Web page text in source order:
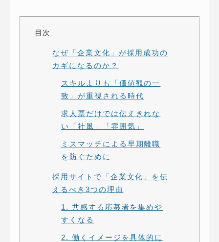
オミラボWEBでお問い合わせ
電話でお問い合わせ
目次
なぜ「企業文化」が採用成功の
カギになるのか？
スキルよりも「価値観の一
致」が重視される時代
求人票だけでは伝えきれな
い「社風」「雰囲気」
ミスマッチによる早期離職
を防ぐために
採用サイトで「企業文化」を伝
えるべき3つの理由
1. 共感する応募者を集めや
すくなる
2. 働くイメージを具体的に